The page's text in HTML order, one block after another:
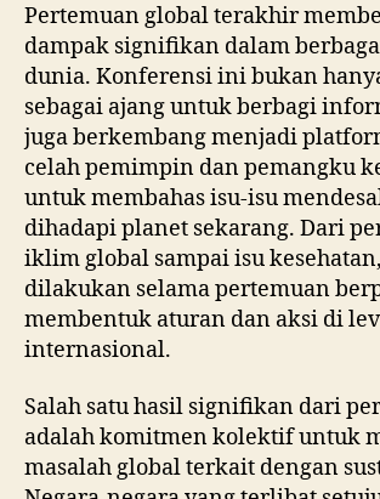
Pertemuan global terakhir
dampak signifikan dalam
dunia. Konferensi ini bukan
sebagai ajang untuk berbagi
juga berkembang menjadi
celah pemimpin dan pemangku
untuk membahas isu-isu
dihadapi planet sekarang. Dari
iklim global sampai isu
dilakukan selama pertemuan
membentuk aturan dan aksi di
internasional.
Salah satu hasil signifikan dari
adalah komitmen kolektif untuk
masalah global terkait dengan